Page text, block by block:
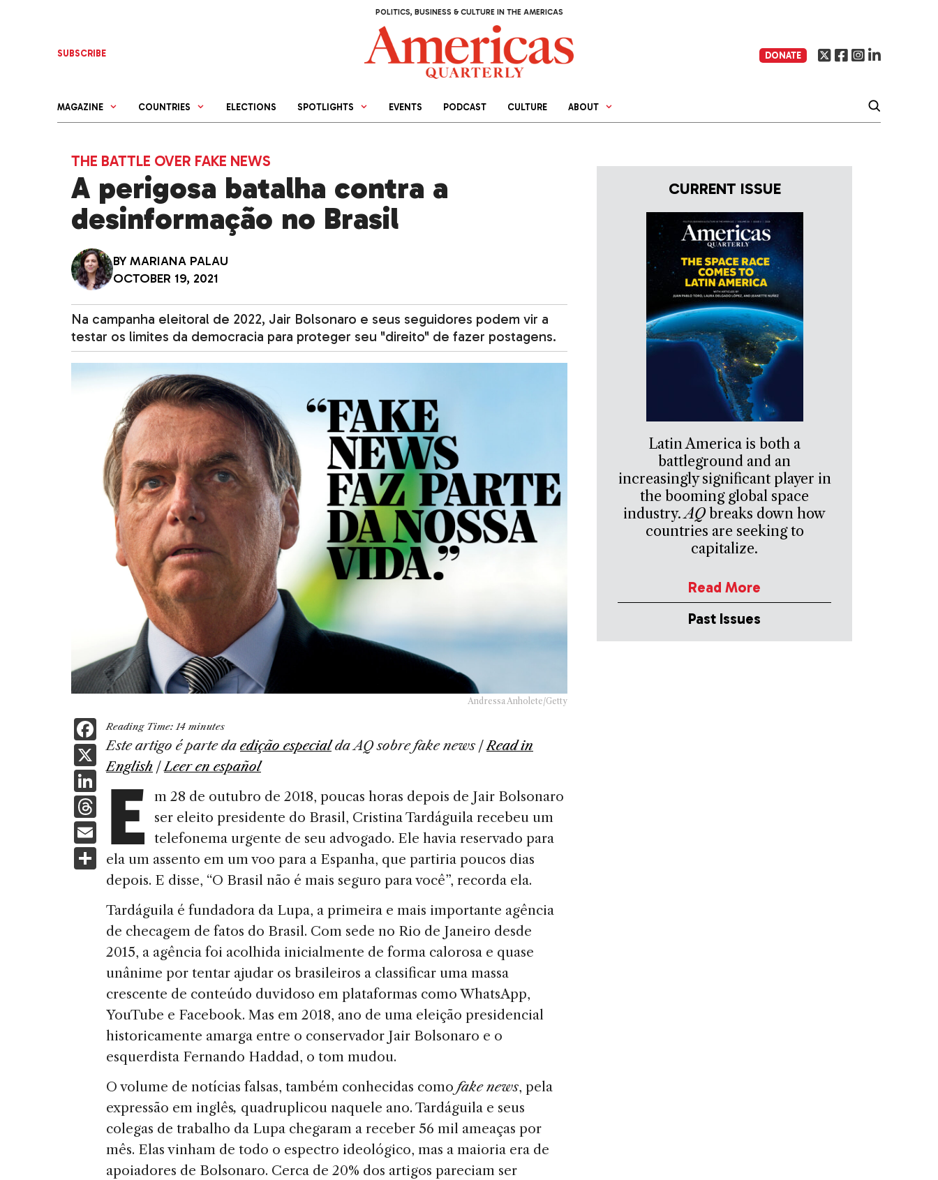
POLITICS, BUSINESS & CULTURE IN THE AMERICAS
SUBSCRIBE DONATE
MAGAZINE COUNTRIES ELECTIONS SPOTLIGHTS EVENTS PODCAST CULTURE ABOUT
THE BATTLE OVER FAKE NEWS
A perigosa batalha contra a
desinformação no Brasil
BY MARIANA PALAU
OCTOBER 19, 2021
Na campanha eleitoral de 2022, Jair Bolsonaro e seus seguidores podem vir a
testar os limites da democracia para proteger seu "direito" de fazer postagens.
Andressa Anholete/Getty
F
a
c
o
k
X
Li
dI
n
re
a
m
ai
S
h
ar
e
Reading Time:14 minutes
Este artigo é parte da edição especialda AQsobrefake news |Read in
English |Leer en español
E m 28 de outubro de 2018, poucas horas depois de Jair Bolsonaro
ser eleito presidente do Brasil, Cristina Tardáguila recebeu um
telefonema urgente de seu advogado. Ele havia reservado para
ela um assento em um voo para a Espanha, que partiria poucos dias
depois. E disse, “O Brasil não é mais seguro para você”, recorda ela.
Tardáguila é fundadora da Lupa, a primeira e mais importante agência
de checagem de fatos do Brasil. Com sede no Rio de Janeiro desde
2015, a agência foi acolhida inicialmente de forma calorosa e quase
unânime por tentar ajudar os brasileiros a classificar uma massa
crescente de conteúdo duvidoso em plataformas como WhatsApp,
YouTube e Facebook. Mas em 2018, ano de uma eleição presidencial
historicamente amarga entre o conservador Jair Bolsonaro e o
esquerdista Fernando Haddad, o tom mudou.
O volume de notícias falsas, também conhecidas comofake news, pela
expressão em inglês, quadruplicou naquele ano. Tardáguila e seus
colegas de trabalho da Lupa chegaram a receber 56 mil ameaças por
mês. Elas vinham de todo o espectro ideológico, mas a maioria era de
apoiadores de Bolsonaro. Cerca de 20% dos artigos pareciam ser
CURRENT ISSUE
Latin America is both a
battleground and an
increasingly significant player in
the booming global space
industry.AQ breaks down how
countries are seeking to
capitalize.
Read More
Past Issues